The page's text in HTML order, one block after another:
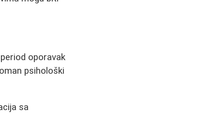
oporavak
psihološki
sa